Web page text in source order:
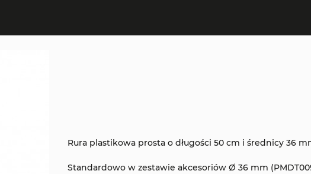
Rura plastikowa prosta o długości 50 cm i średnicy 36
Standardowo w zestawie akcesoriów Ø 36 mm